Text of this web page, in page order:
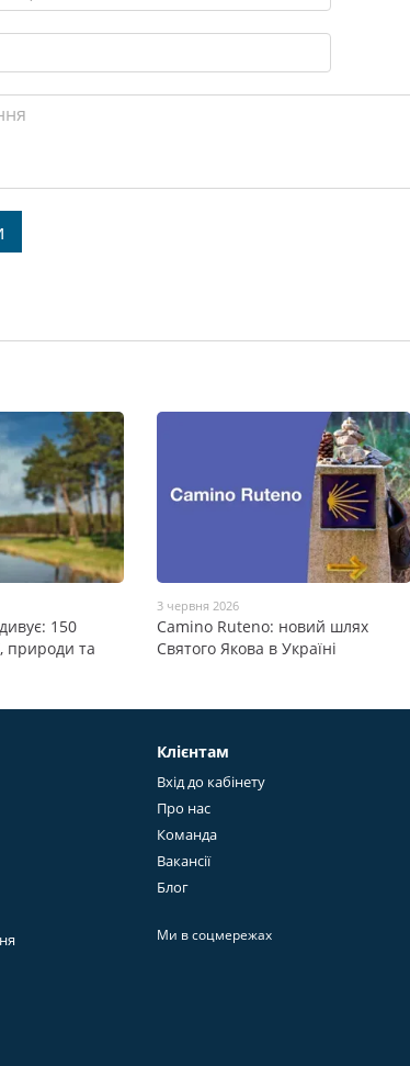
150
природи та
3 червня 2026
Camino Ruteno: новий шлях
Святого Якова в Україні
Клієнтам
Вхід до кабінету
Про нас
Команда
Вакансії
Блог
Ми в соцмережах